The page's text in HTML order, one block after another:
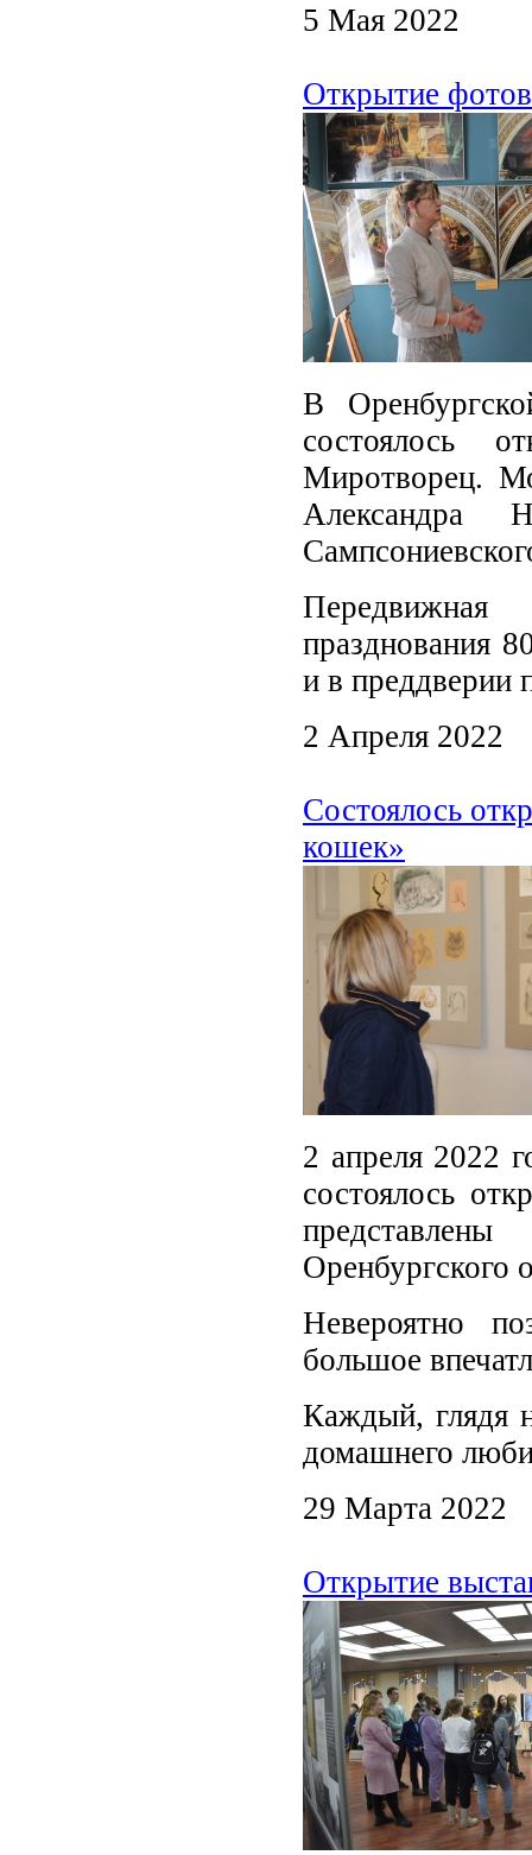
5 Мая 2022
Открытие
В
состоялось
Миротворец.
Александра
празднования
и в преддверии
2 Апреля 2022
Состоялось
кошек»
2 апреля 2022
состоялось
Оренбургского
Невероятно
большое
Каждый, глядя
домашнего
29 Марта 2022
Открытие